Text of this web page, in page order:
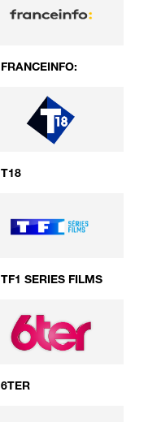
FRANCEINFO:
T18
TF1 SERIES FILMS
6TER